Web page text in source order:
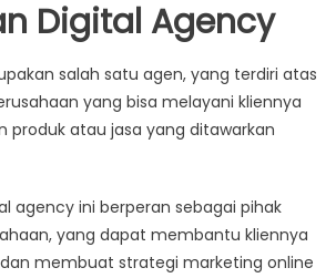
Digital Agency
salah satu agen, yang terdiri atas
yang bisa melayani kliennya
produk atau jasa yang ditawarkan
agency ini berperan sebagai pihak
yang dapat membantu kliennya
membuat strategi marketing online